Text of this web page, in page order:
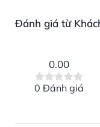
Đánh giá từ
0.00
0 Đánh giá